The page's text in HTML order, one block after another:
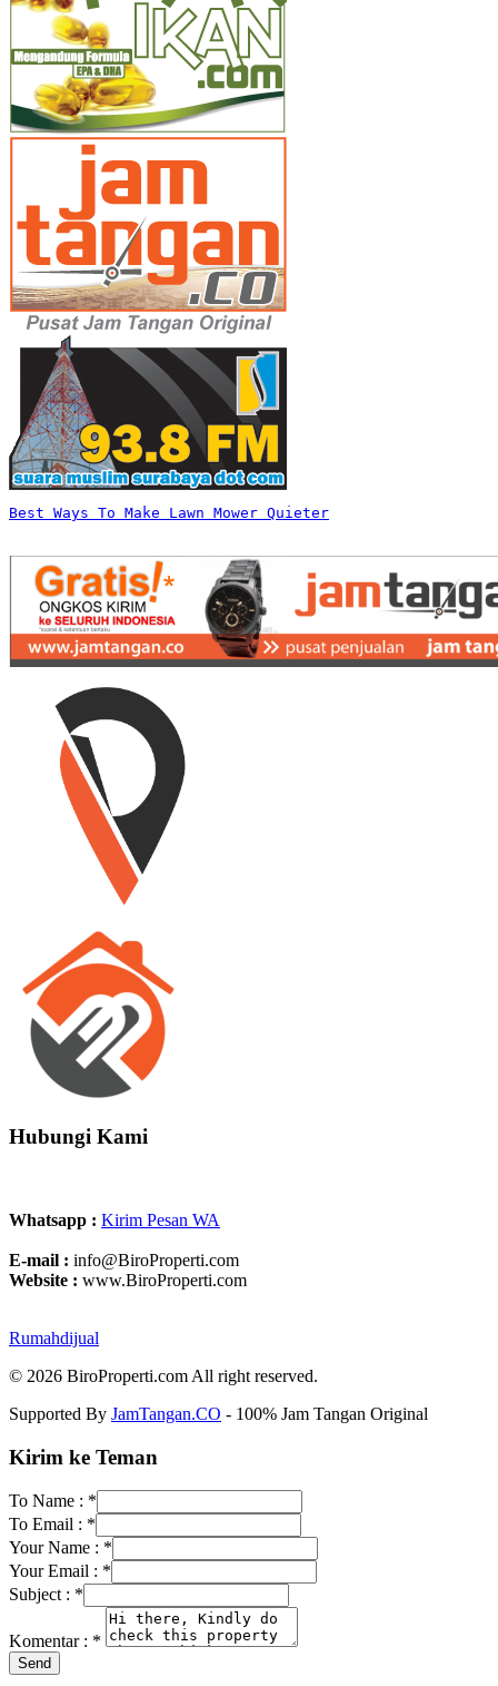
Best Ways To Make Lawn Mower Quieter
Hubungi Kami
Whatsapp : Kirim Pesan WA
E-mail : info@BiroProperti.com
Website : www.BiroProperti.com
Rumahdijual
© 2026 BiroProperti.com All right reserved.
Supported By JamTangan.CO - 100% Jam Tangan Original
Kirim ke Teman
To Name : *
To Email : *
Your Name : *
Your Email : *
Subject : *
Komentar : *